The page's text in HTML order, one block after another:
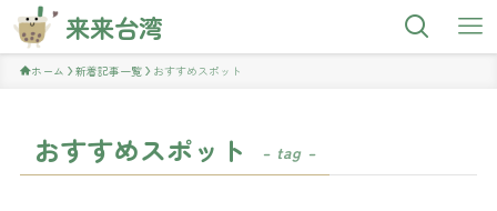
来来台湾
ホーム 新着記事一覧 おすすめスポット
おすすめスポット – tag –